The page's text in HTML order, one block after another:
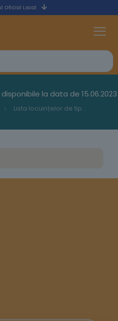
Oficial Local
la data de 15.06.2023
Lista locuințelor de tip A.N.L. disponibile la data de 15.06.2023